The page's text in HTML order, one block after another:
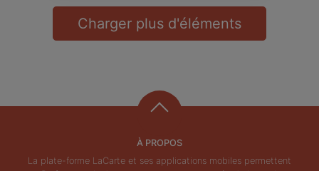
Charger plus d'éléments
À PROPOS
La plate-forme LaCarte et ses applications mobiles permettent